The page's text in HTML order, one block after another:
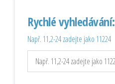
Rychlé vyhledávání:
Např. 11,2-24 zadejte jako 11224